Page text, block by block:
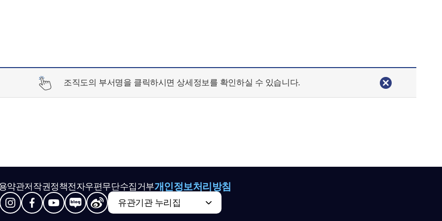
조직도의 부서명을 클릭하시면 상세정보를 확인하실 수 있습니다.
약관저작권정책전자우편무단수집거부개인정보처리방침
유관기관 누리집